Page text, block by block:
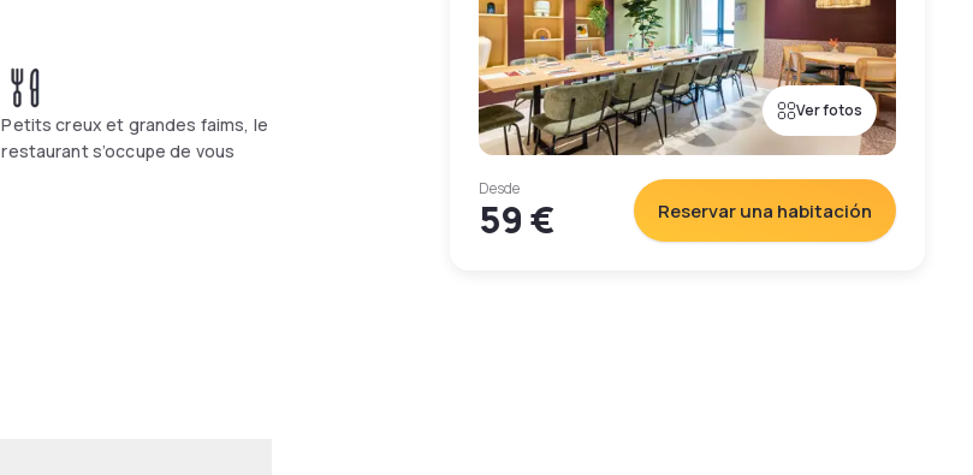
Petits creux et grandes faims, le
restaurant s’occupe de vous
Ver fotos
Desde
59 € Reservar una habitación